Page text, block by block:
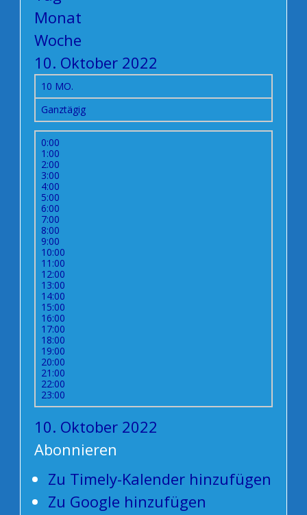
Monat
Woche
10. Oktober 2022
10 MO.
Ganztägig
0:00
1:00
2:00
3:00
4:00
5:00
6:00
7:00
8:00
9:00
10:00
11:00
12:00
13:00
14:00
15:00
16:00
17:00
18:00
19:00
20:00
21:00
22:00
23:00
10. Oktober 2022
Abonnieren
Zu Timely-Kalender hinzufügen
Zu Google hinzufügen